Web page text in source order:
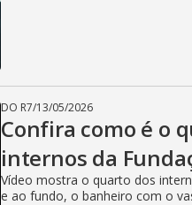
DO R7/13/05/2026
Confira como é o
internos da
Vídeo mostra o quarto dos
e ao fundo, o banheiro com o